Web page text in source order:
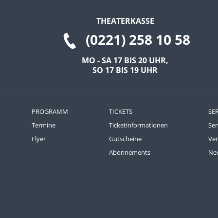
THEATERKASSE
(0221) 258 10 58
MO - SA 17 BIS 20 UHR,
SO 17 BIS 19 UHR
PROGRAMM
Termine
Flyer
TICKETS
Ticketinformationen
Gutscheine
Abonnements
Plattformen anzeigen zu können, werden von
diesen externen Medien Cookies gesetzt.